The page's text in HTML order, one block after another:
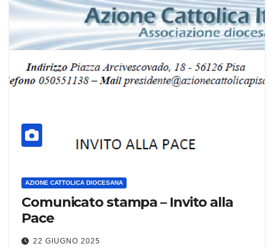
AZIONE CATTOLICA DIOCESANA
Comunicato stampa – Invito alla
Pace
22 GIUGNO 2025